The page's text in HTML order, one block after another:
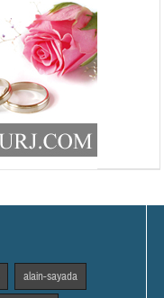
alain-sayada